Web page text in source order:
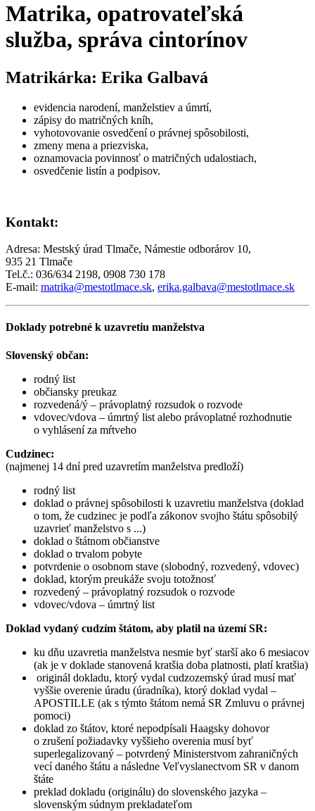
Matrika, opatrovateľská
služba, správa cintorínov
Matrikárka: Erika Galbavá
evidencia narodení, manželstiev a úmrtí,
zápisy do matričných kníh,
vyhotovovanie osvedčení o právnej spôsobilosti,
zmeny mena a priezviska,
oznamovacia povinnosť o matričných udalostiach,
osvedčenie listín a podpisov.
Kontakt:
Adresa: Mestský úrad Tlmače, Námestie odborárov 10,
935 21 Tlmače
Tel.č.: 036/634 2198, 0908 730 178
E-mail: matrika@mestotlmace.sk, erika.galbava@mestotlmace.sk
Doklady potrebné k uzavretiu manželstva
Slovenský občan:
rodný list
občiansky preukaz
rozvedená/ý – právoplatný rozsudok o rozvode
vdovec/vdova – úmrtný list alebo právoplatné rozhodnutie
o vyhlásení za mŕtveho
Cudzinec:
(najmenej 14 dní pred uzavretím manželstva predloží)
rodný list
doklad o právnej spôsobilosti k uzavretiu manželstva (doklad
o tom, že cudzinec je podľa zákonov svojho štátu spôsobilý
uzavrieť manželstvo s ...)
doklad o štátnom občianstve
doklad o trvalom pobyte
potvrdenie o osobnom stave (slobodný, rozvedený, vdovec)
doklad, ktorým preukáže svoju totožnosť
rozvedený – právoplatný rozsudok o rozvode
vdovec/vdova – úmrtný list
Doklad vydaný cudzím štátom, aby platil na území SR:
ku dňu uzavretia manželstva nesmie byť starší ako 6 mesiacov
(ak je v doklade stanovená kratšia doba platnosti, platí kratšia)
originál dokladu, ktorý vydal cudzozemský úrad musí mať
vyššie overenie úradu (úradníka), ktorý doklad vydal –
APOSTILLE (ak s týmto štátom nemá SR Zmluvu o právnej
pomoci)
doklad zo štátov, ktoré nepodpísali Haagsky dohovor
o zrušení požiadavky vyššieho overenia musí byť
superlegalizovaný – potvrdený Ministerstvom zahraničných
vecí daného štátu a následne Veľvyslanectvom SR v danom
štáte
preklad dokladu (originálu) do slovenského jazyka –
slovenským súdnym prekladateľom